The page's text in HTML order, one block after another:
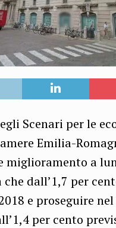
Scenari per le
Emilia-
miglioramento a
dall’1,7 per
e proseguire
per cento